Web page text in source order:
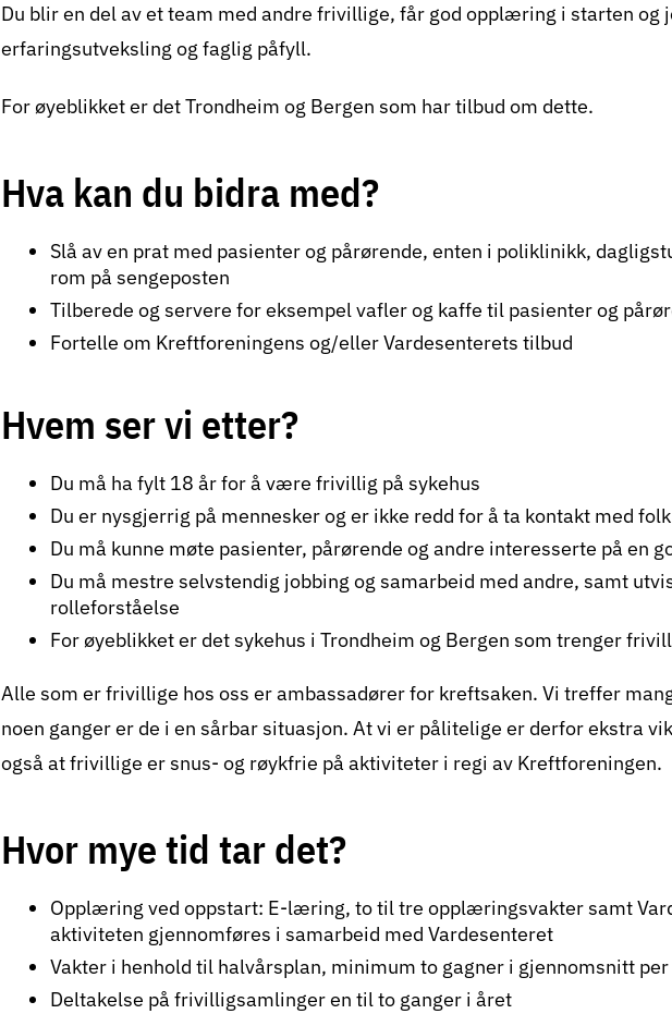
Du blir en del av et team med andre frivillige, får god opplæring i starten og
erfaringsutveksling og faglig påfyll.
For øyeblikket er det Trondheim og Bergen som har tilbud om dette.
Hva kan du bidra med?
Slå av en prat med pasienter og pårørende, enten i poliklinikk,
rom på sengeposten
Tilberede og servere for eksempel vafler og kaffe til pasienter og
Fortelle om Kreftforeningens og/eller Vardesenterets tilbud
Hvem ser vi etter?
Du må ha fylt 18 år for å være frivillig på sykehus
Du er nysgjerrig på mennesker og er ikke redd for å ta kontakt med folk
Du må kunne møte pasienter, pårørende og andre interesserte på en
Du må mestre selvstendig jobbing og samarbeid med andre, samt
rolleforståelse
For øyeblikket er det sykehus i Trondheim og Bergen som trenger
Alle som er frivillige hos oss er ambassadører for kreftsaken. Vi treffer
noen ganger er de i en sårbar situasjon. At vi er pålitelige er derfor ekstra
også at frivillige er snus- og røykfrie på aktiviteter i regi av Kreftforeningen.
Hvor mye tid tar det?
Opplæring ved oppstart: E-læring, to til tre opplæringsvakter samt
aktiviteten gjennomføres i samarbeid med Vardesenteret
Vakter i henhold til halvårsplan, minimum to gagner i gjennomsnitt
Deltakelse på frivilligsamlinger en til to ganger i året